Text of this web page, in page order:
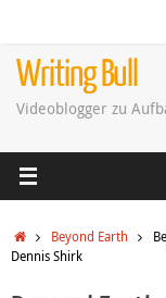
Writing Bull
Videoblogger zu
Startseite
Beyond Earth
Dennis Shirk